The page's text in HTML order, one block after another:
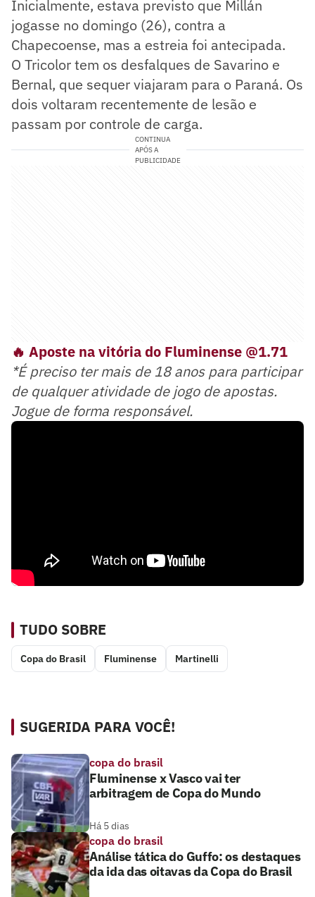
Inicialmente, estava previsto que Millán
jogasse no domingo (26), contra a
Chapecoense, mas a estreia foi antecipada.
O Tricolor tem os desfalques de Savarino e
Bernal, que sequer viajaram para o Paraná. Os
dois voltaram recentemente de lesão e
passam por controle de carga.
CONTINUA
APÓS A
PUBLICIDADE
🔥 Aposte na vitória do Fluminense @1.71
*É preciso ter mais de 18 anos para participar
de qualquer atividade de jogo de apostas.
Jogue de forma responsável.
TUDO SOBRE
Copa do Brasil Fluminense Martinelli
SUGERIDA PARA VOCÊ!
copa do brasil
Fluminense x Vasco vai ter
arbitragem de Copa do Mundo
Há 5 dias
copa do brasil
Análise tática do Guffo: os destaques
da ida das oitavas da Copa do Brasil